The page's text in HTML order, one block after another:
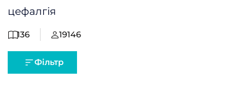
цефалгія
136 19146
Фільтр